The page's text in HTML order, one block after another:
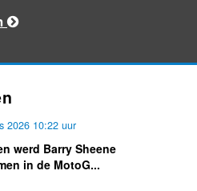
2026 10:22 uur
werd Barry Sheene
in de MotoG...